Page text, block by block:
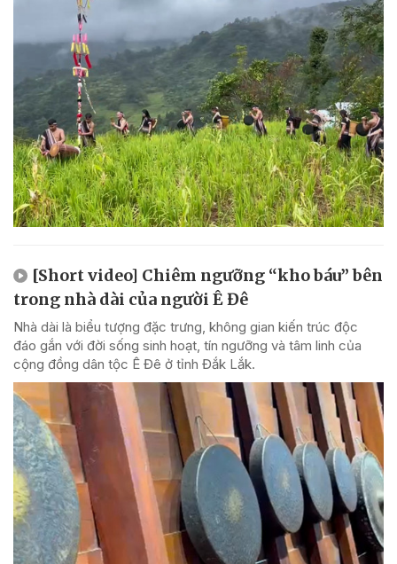
[Short video] Chiêm ngưỡng “kho báu” bên
trong nhà dài của người Ê Đê
Nhà dài là biểu tượng đặc trưng, không gian kiến trúc độc
đáo gắn với đời sống sinh hoạt, tín ngưỡng và tâm linh của
cộng đồng dân tộc Ê Đê ở tỉnh Đắk Lắk.